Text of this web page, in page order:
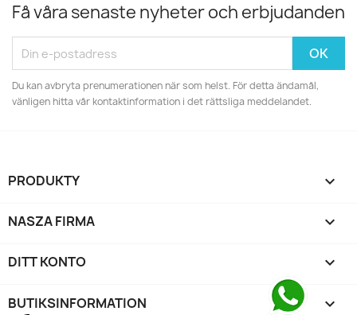
Få våra senaste nyheter och erbjudanden
Du kan avbryta prenumerationen när som helst. För detta ändamål,
vänligen hitta vår kontaktinformation i det rättsliga meddelandet.
PRODUKTY 
NASZA FIRMA 
DITT KONTO 
BUTIKSINFORMATION keyboard_arrow_down